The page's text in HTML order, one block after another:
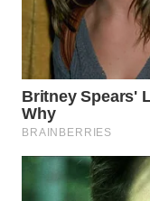
SUBANG
WN
SUKABUMI
WN